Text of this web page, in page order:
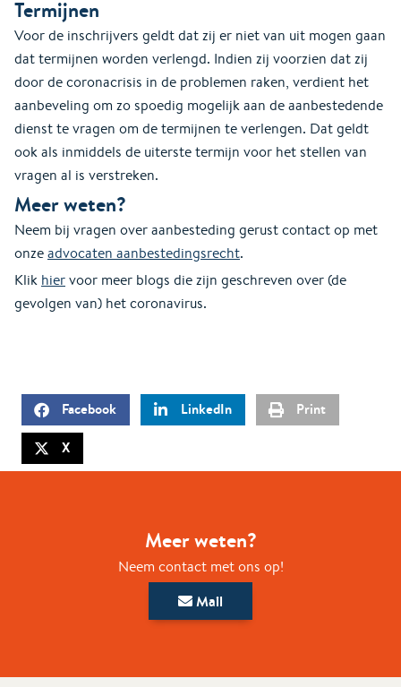
Termijnen
Voor de inschrijvers geldt dat zij er niet van uit mogen gaan
dat termijnen worden verlengd. Indien zij voorzien dat zij
door de coronacrisis in de problemen raken, verdient het
aanbeveling om zo spoedig mogelijk aan de aanbestedende
dienst te vragen om de termijnen te verlengen. Dat geldt
ook als inmiddels de uiterste termijn voor het stellen van
vragen al is verstreken.
Meer weten?
Neem bij vragen over aanbesteding gerust contact op met
onzeadvocaten aanbestedingsrecht.
Klik hiervoor meer blogs die zijn geschreven over (de
gevolgen van) het coronavirus.
Facebook LinkedIn Print
X
Meer weten?
Neem contact met ons op!
Mail